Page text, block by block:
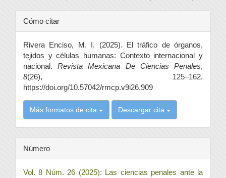
Detalles
del
artículo
Cómo citar
Rivera Enciso, M. I. (2025). El tráfico de órganos,
tejidos y células humanas: Contexto internacional y
nacional.Revista Mexicana De Ciencias Penales,
8(26), 125–162.
https://doi.org/10.57042/rmcp.v9i26.909
Más formatos de cita Descargar cita
Número
Vol. 8 Núm. 26 (2025): Las ciencias penales ante la